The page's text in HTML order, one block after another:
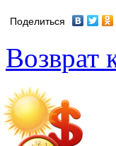
Поделиться
Возврат